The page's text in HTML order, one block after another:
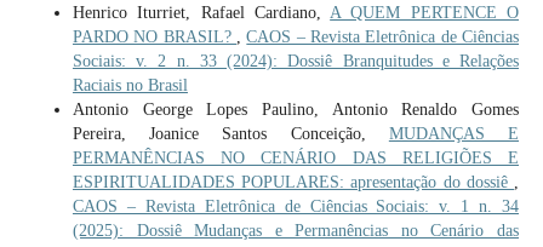
Henrico Iturriet, Rafael Cardiano, A QUEM PERTENCE O
PARDO NO BRASIL?
,CAOS – Revista Eletrônica de Ciências
Sociais: v. 2 n. 33 (2024): Dossiê Branquitudes e Relações
Raciais no Brasil
Antonio George Lopes Paulino, Antonio Renaldo Gomes
Pereira, Joanice Santos Conceição, MUDANÇAS E
PERMANÊNCIAS NO CENÁRIO DAS RELIGIÕES E
ESPIRITUALIDADES POPULARES: apresentação do dossiê
CAOS – Revista Eletrônica de Ciências Sociais: v. 1 n. 34
(2025): Dossiê Mudanças e Permanências no Cenário das